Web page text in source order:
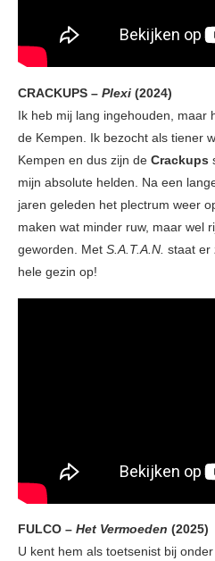
CRACKUPS – Plexi (2024)
Ik heb mij lang ingehouden, maar
de Kempen. Ik bezocht als tiener
Kempen en dus zijn de Crackups
mijn absolute helden. Na een
jaren geleden het plectrum weer
maken wat minder ruw, maar wel
geworden. Met S.A.T.A.N. staat er
hele gezin op!
FULCO – Het Vermoeden (2025)
U kent hem als toetsenist bij